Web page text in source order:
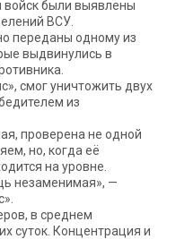
были выявлены
ВСУ.
переданы одному из
выдвинулись в
смог уничтожить двух
из
проверена не одной
но, когда её
на уровне.
незаменимая», —
в среднем
суток. Концентрация и